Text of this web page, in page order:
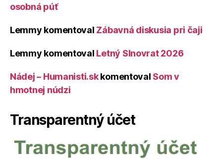
osobná púť
Lemmy komentoval Zábavná diskusia pri čaji
Lemmy komentoval Letný Slnovrat 2026
Nádej – Humanisti.skkomentoval Som v
hmotnej núdzi
Transparentný účet